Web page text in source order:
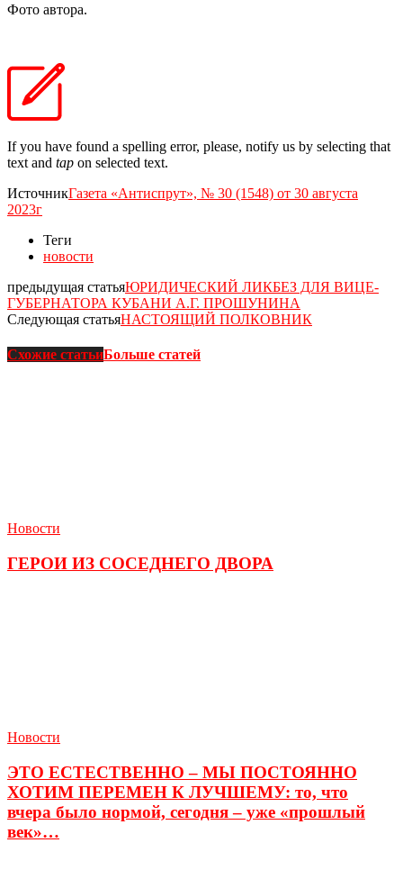
Фото автора.
If you have found a spelling error, please, notify us by selecting that
text and tap on selected text.
ИсточникГазета «Антиспрут», № 30 (1548) от 30 августа
2023г
Теги
новости
предыдущая статьяЮРИДИЧЕСКИЙ ЛИКБЕЗ ДЛЯ ВИЦЕ-
ГУБЕРНАТОРА КУБАНИ А.Г. ПРОШУНИНА
Следующая статьяНАСТОЯЩИЙ ПОЛКОВНИК
Схожие статьиБольше статей
Новости
ГЕРОИ ИЗ СОСЕДНЕГО ДВОРА
Новости
ЭТО ЕСТЕСТВЕННО – МЫ ПОСТОЯННО
ХОТИМ ПЕРЕМЕН К ЛУЧШЕМУ: то, что
вчера было нормой, сегодня – уже «прошлый
век»…